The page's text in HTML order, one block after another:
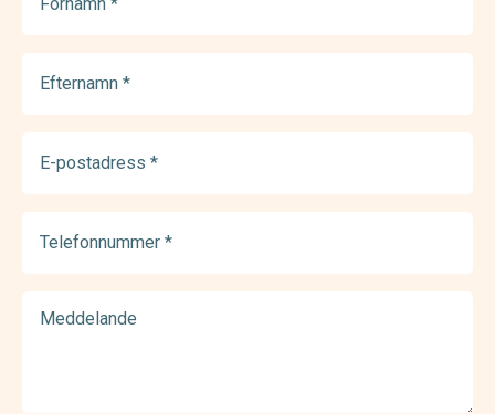
(Required)
(Required)
postadress
(Required)